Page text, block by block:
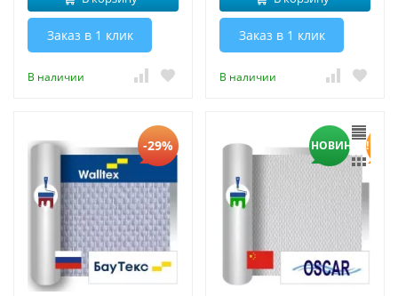
Заказ в 1 клик
В наличии
Заказ в 1 клик
В наличии
-29% НОВИНКА!